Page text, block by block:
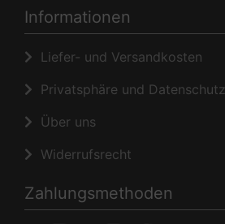
Informationen
Liefer- und Versandkosten
Privatsphäre und Datenschutz
Über uns
Widerrufsrecht
Zahlungsmethoden